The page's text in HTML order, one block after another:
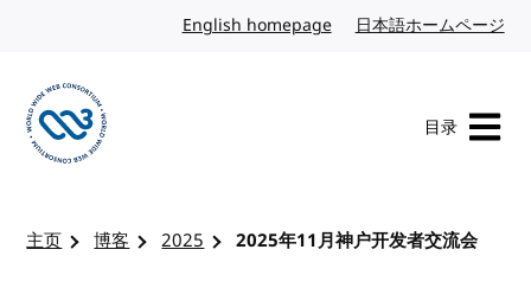
English homepage英文日本語ホームページ
目录
主页 博客 2025 2025年11月神户开发者交流会